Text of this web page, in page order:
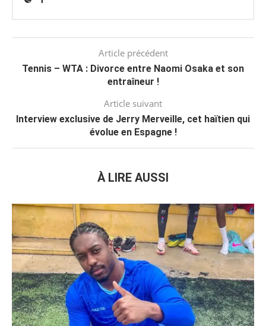
Article précédent
Tennis – WTA : Divorce entre Naomi Osaka et son
entraîneur !
Article suivant
Interview exclusive de Jerry Merveille, cet haïtien qui
évolue en Espagne !
À LIRE AUSSI